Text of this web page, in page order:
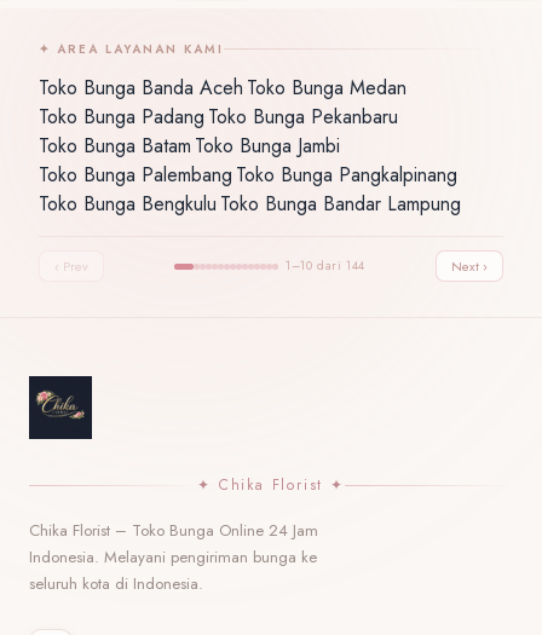
✦ AREA LAYANAN KAMI
Toko Bunga Banda Aceh Toko Bunga Medan
Toko Bunga Padang Toko Bunga Pekanbaru
Toko Bunga Batam Toko Bunga Jambi
Toko Bunga Palembang Toko Bunga Pangkalpinang
Toko Bunga Bengkulu Toko Bunga Bandar Lampung
‹ Prev 1–10 dari 144 Next ›
✦ Chika Florist ✦
Chika Florist – Toko Bunga Online 24 Jam
Indonesia. Melayani pengiriman bunga ke
seluruh kota di Indonesia.